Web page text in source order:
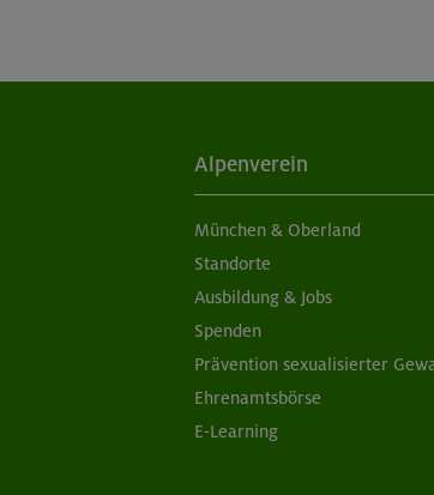
Alpenverein
München & Oberland
Standorte
Ausbildung & Jobs
Spenden
Prävention sexualisierter
Ehrenamtsbörse
E-Learning